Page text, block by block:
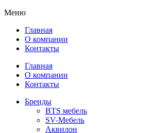
Меню
Главная
О компании
Контакты
Главная
О компании
Контакты
Бренды
BTS мебель
SV-Мебель
Аквилон